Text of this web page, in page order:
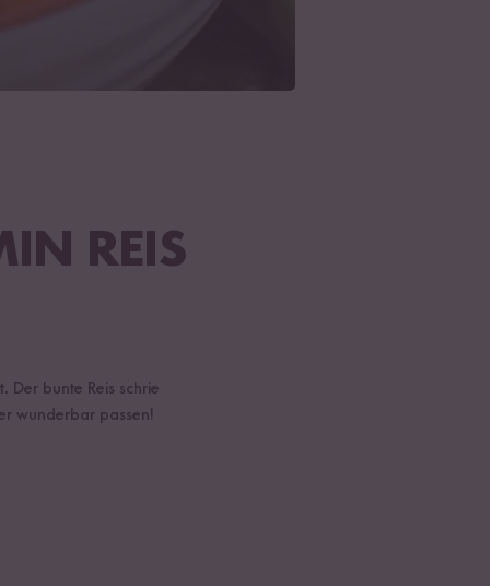
REIS
Der bunte Reis schrie
wunderbar passen!